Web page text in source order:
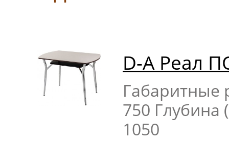
D-A Реал
Габаритные
750
1050